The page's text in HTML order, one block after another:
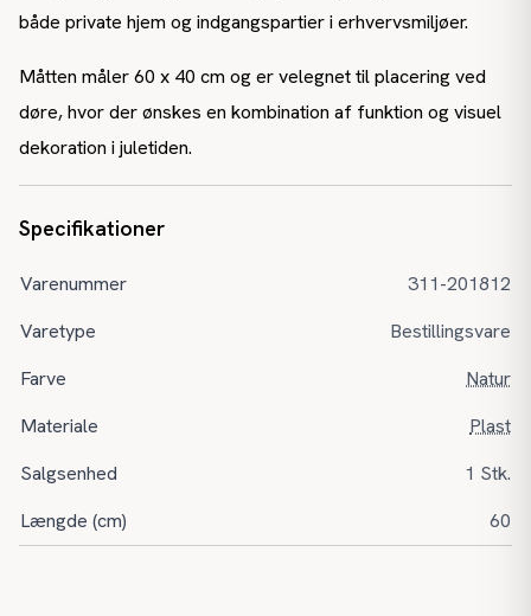
både private hjem og indgangspartier i erhvervsmiljøer.
Måtten måler 60 x 40 cm og er velegnet til placering ved
døre, hvor der ønskes en kombination af funktion og visuel
dekoration i juletiden.
Specifikationer
Varenummer
311-201812
Varetype
Bestillingsvare
Farve
Natur
Materiale
Plast
Salgsenhed
1 Stk.
Længde (cm)
60